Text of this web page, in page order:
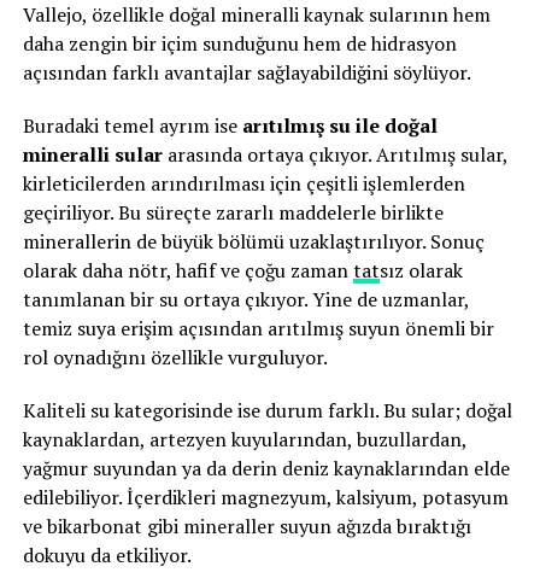
Vallejo, özellikle doğal mineralli kaynak sularının hem
daha zengin bir içim sunduğunu hem de hidrasyon
açısından farklı avantajlar sağlayabildiğini söylüyor.
Buradaki temel ayrım ise arıtılmış su ile doğal
mineralli sulararasında ortaya çıkıyor. Arıtılmış sular,
kirleticilerden arındırılması için çeşitli işlemlerden
geçiriliyor. Bu süreçte zararlı maddelerle birlikte
minerallerin de büyük bölümü uzaklaştırılıyor. Sonuç
olarak daha nötr, hafif ve çoğu zamantatsız olarak
tanımlanan bir su ortaya çıkıyor. Yine de uzmanlar,
temiz suya erişim açısından arıtılmış suyun önemli bir
rol oynadığını özellikle vurguluyor.
Kaliteli su kategorisinde ise durum farklı. Bu sular; doğal
kaynaklardan, artezyen kuyularından, buzullardan,
yağmur suyundan ya da derin deniz kaynaklarından elde
edilebiliyor. İçerdikleri magnezyum, kalsiyum, potasyum
ve bikarbonat gibi mineraller suyun ağızda bıraktığı
dokuyu da etkiliyor.